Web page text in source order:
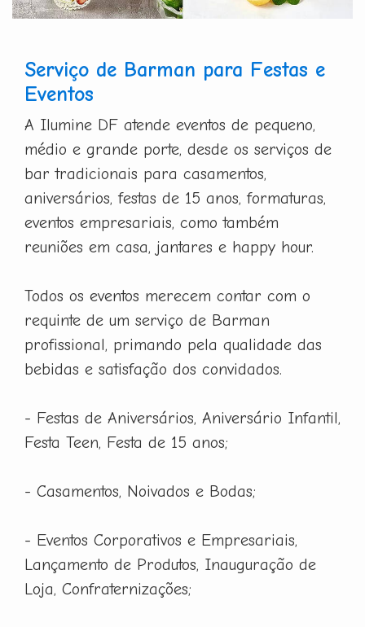
Serviço de Barman para Festas e
Eventos
A Ilumine DF atende eventos de pequeno,
médio e grande porte, desde os serviços de
bar tradicionais para casamentos,
aniversários, festas de 15 anos, formaturas,
eventos empresariais, como também
reuniões em casa, jantares e happy hour.
Todos os eventos merecem contar com o
requinte de um serviço de Barman
profissional, primando pela qualidade das
bebidas e satisfação dos convidados.
- Festas de Aniversários, Aniversário Infantil,
Festa Teen, Festa de 15 anos;
- Casamentos, Noivados e Bodas;
- Eventos Corporativos e Empresariais,
Lançamento de Produtos, Inauguração de
Loja, Confraternizações;